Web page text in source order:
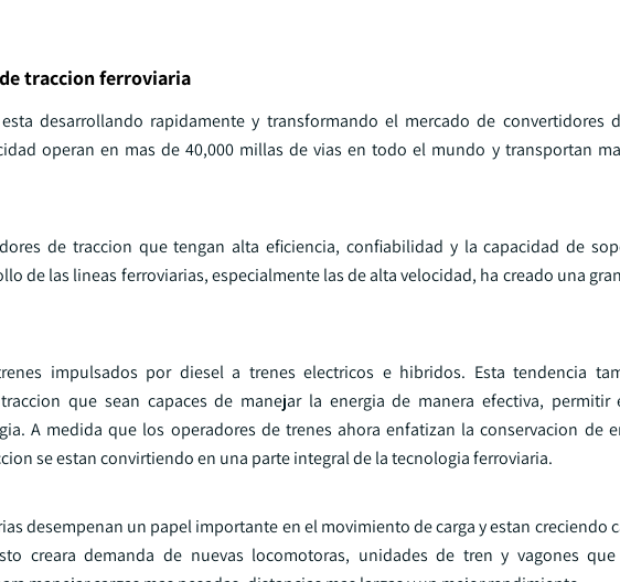
traccion ferroviaria
desarrollando rapidamente y transformando el mercado de convertidores
operan en mas de 40,000 millas de vias en todo el mundo y transportan
de traccion que tengan alta eficiencia, confiabilidad y la capacidad de
de las lineas ferroviarias, especialmente las de alta velocidad, ha creado una
impulsados por diesel a trenes electricos e hibridos. Esta tendencia
que sean capaces de manejar la energia de manera efectiva, permitir
A medida que los operadores de trenes ahora enfatizan la conservacion de
se estan convirtiendo en una parte integral de la tecnologia ferroviaria.
desempenan un papel importante en el movimiento de carga y estan creciendo
creara demanda de nuevas locomotoras, unidades de tren y vagones que